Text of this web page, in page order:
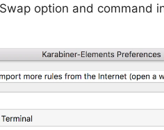
option and command